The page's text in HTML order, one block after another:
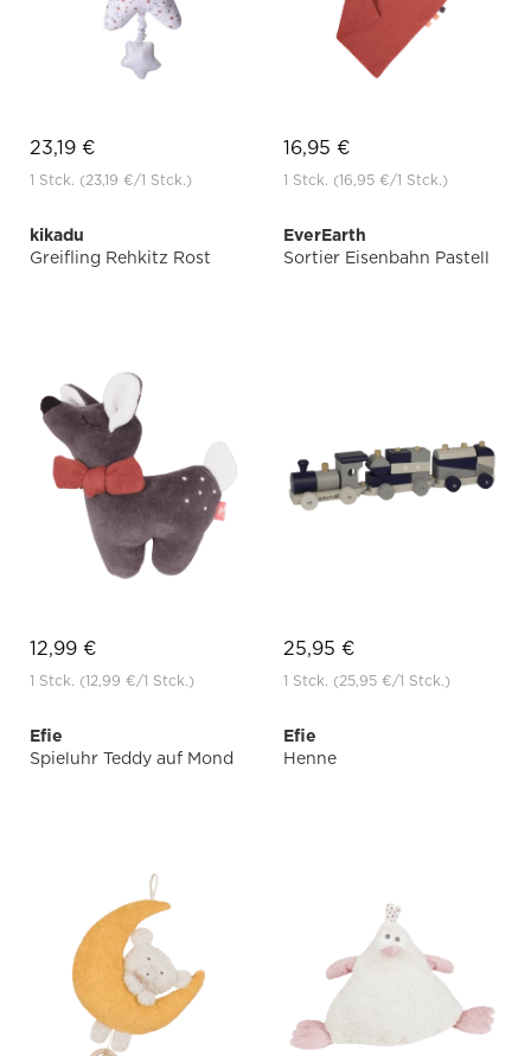
23,19 €
1 Stck. (23,19 €/1 Stck.)
16,95 €
1 Stck. (16,95 €/1 Stck.)
kikadu
Greifling Rehkitz Rost
12,99 €
1 Stck. (12,99 €/1 Stck.)
EverEarth
Sortier Eisenbahn Pastell
25,95 €
1 Stck. (25,95 €/1 Stck.)
Efie
Spieluhr Teddy auf Mond
Efie
Henne